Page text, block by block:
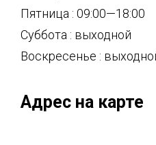
Пятница : 09:00—18:00
Суббота : выходной
Воскресенье :
Адрес на карте